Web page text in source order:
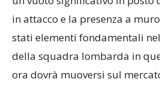
in attacco e la presenza a
stati elementi fondamentali
della squadra lombarda in
ora dovrà muoversi sul